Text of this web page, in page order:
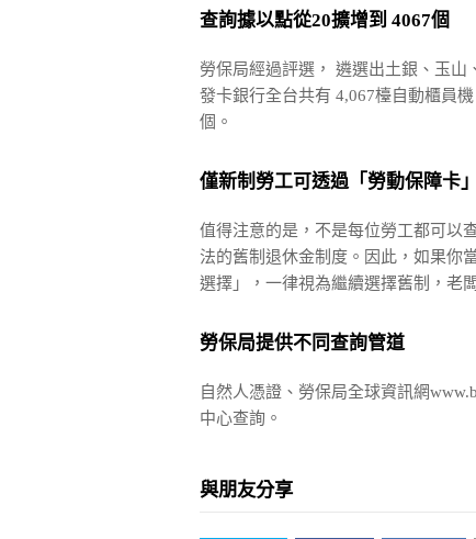
查詢據以點從20擴增到 4067個
勞保局經過評選， 遴選出土銀、玉
發卡銀行全台共有 4,067檯自動櫃員
個。
僅新制勞工可透過「勞動保障卡
值得注意的是，不是每位勞工都可以
法的舊制退休金制度。因此，如果你
選擇」，一律視為繼續選擇舊制，老
勞保局提供不同查詢管道
自然人憑證、勞保局全球資訊網
中心查詢。
與朋友分享